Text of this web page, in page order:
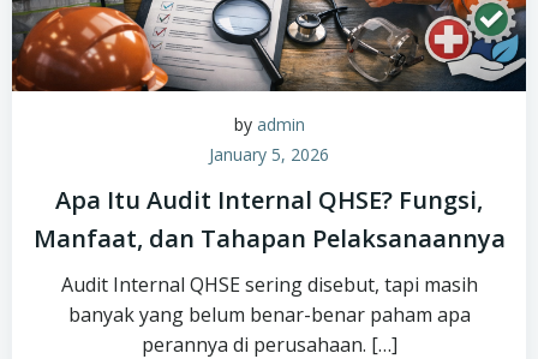
by admin
January 5, 2026
Apa Itu Audit Internal QHSE? Fungsi,
Manfaat, dan Tahapan Pelaksanaannya
Audit Internal QHSE sering disebut, tapi masih
banyak yang belum benar-benar paham apa
perannya di perusahaan. […]